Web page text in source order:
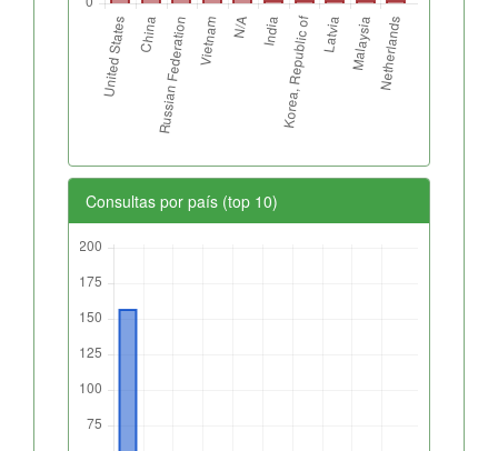
Consultas por país (top 10)